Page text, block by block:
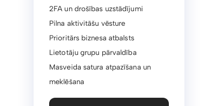
2FA un drošības uzstādījumi
Pilna aktivitāšu vēsture
Prioritārs biznesa atbalsts
Lietotāju grupu pārvaldība
Masveida satura atpazīšana un
meklēšana